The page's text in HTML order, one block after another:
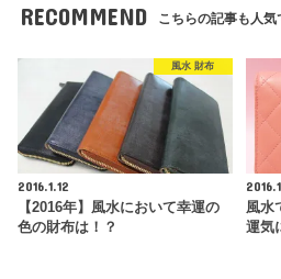
RECOMMEND こちらの記事も人気
風水 財布
2016.1.12
【2016年】風水において幸運の
色の財布は！？
風水
運気